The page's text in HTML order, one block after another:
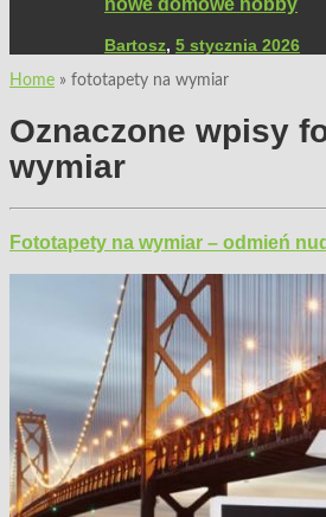
Bartosz, 5 stycznia 2026
Home » fototapety na wymiar
Oznaczone wpisy
wymiar
Fototapety na wymiar – odmień